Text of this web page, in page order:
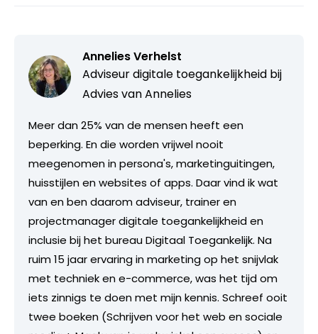
Annelies Verhelst
Adviseur digitale toegankelijkheid bij
Advies van Annelies
Meer dan 25% van de mensen heeft een
beperking. En die worden vrijwel nooit
meegenomen in persona's, marketinguitingen,
huisstijlen en websites of apps. Daar vind ik wat
van en ben daarom adviseur, trainer en
projectmanager digitale toegankelijkheid en
inclusie bij het bureau Digitaal Toegankelijk. Na
ruim 15 jaar ervaring in marketing op het snijvlak
met techniek en e-commerce, was het tijd om
iets zinnigs te doen met mijn kennis. Schreef ooit
twee boeken (Schrijven voor het web en sociale